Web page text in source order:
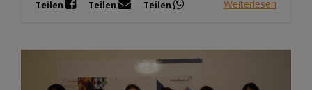
Teilen Teilen Teilen Weiterlesen